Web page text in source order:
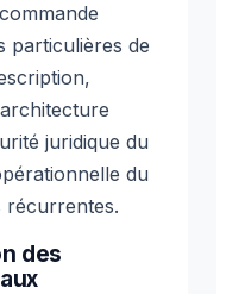
particulières de
juridique du
du
récurrentes.
des